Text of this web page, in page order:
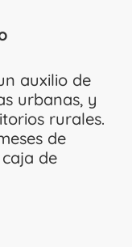
auxilio de
urbanas, y
rurales.
de
de